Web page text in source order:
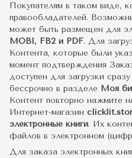
Покупателям в таком виде,
правообладателей.
может быть размещен для
MOBI, FB2 и PDF. Для
Контента, которые были
момент подтверждения
доступен для загрузки
бессрочно в разделе Моя
Контент повторно нажмите
Интернет-магазин
электронные книги. Их
файлов в электронном
Для заказа электронных